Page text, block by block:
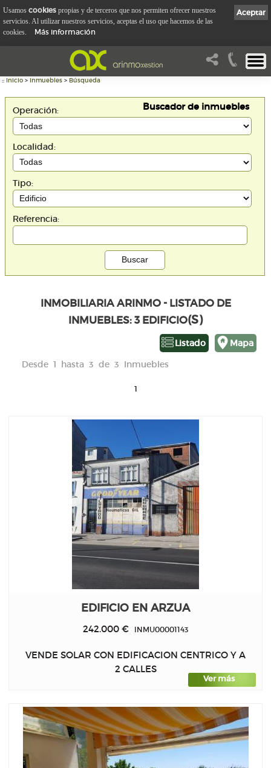
:: Inicio > Inmuebles > Búsqueda
Buscador de inmuebles
Operación:
Localidad:
Tipo:
Referencia:
INMOBILIARIA ARINMO - LISTADO DE
INMUEBLES: 3 EDIFICIO(S)
Mapa
Listado
Desde 1 hasta 3 de 3 Inmuebles
1
EDIFICIO EN ARZUA
242.000 € INMU00001143
VENDE SOLAR CON EDIFICACION CENTRICO Y A
2 CALLES
Ver más
Aceptar
Usamos cookies propias y de terceros que nos permiten ofrecer nuestros
servicios. Al utilizar nuestros servicios, aceptas el uso que hacemos de las
cookies.
Más información